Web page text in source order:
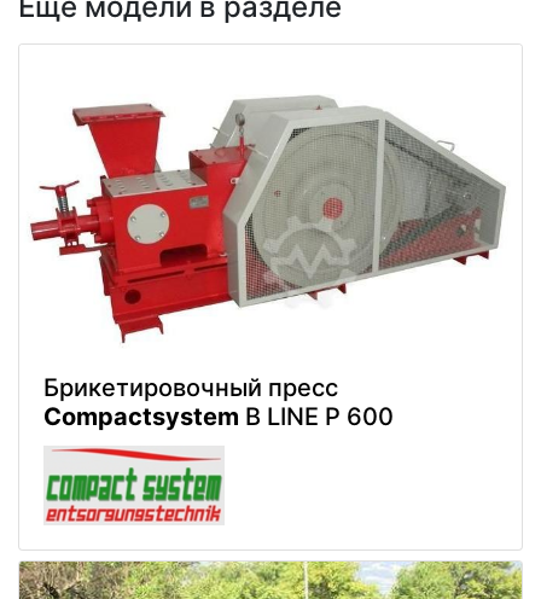
Брикетировочный пресс
Compactsystem B LINE P 600